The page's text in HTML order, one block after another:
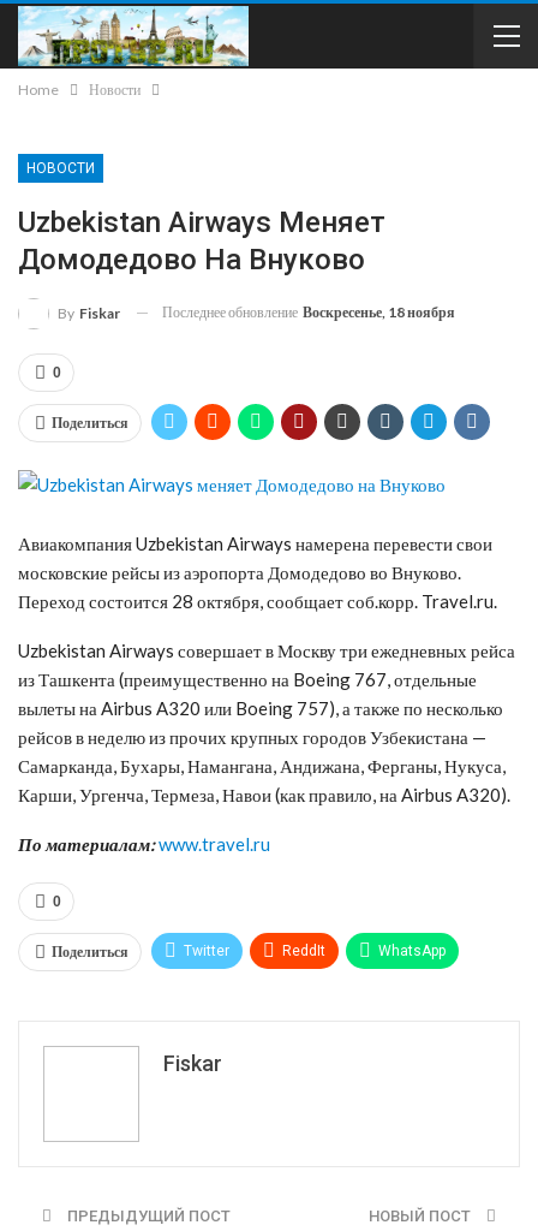
Home Новости
НОВОСТИ
Uzbekistan Airways Меняет
Домодедово На Внуково
By Fiskar Последнее обновление Воскресенье, 18 ноября
0
Поделиться
Авиакомпания Uzbekistan Airways намерена перевести свои
московские рейсы из аэропорта Домодедово во Внуково.
Переход состоится 28 октября, сообщает соб.корр. Travel.ru.
Uzbekistan Airways совершает в Москву три ежедневных рейса
из Ташкента (преимущественно на Boeing 767, отдельные
вылеты на Airbus A320 или Boeing 757), а также по несколько
рейсов в неделю из прочих крупных городов Узбекистана —
Самарканда, Бухары, Намангана, Андижана, Ферганы, Нукуса,
Карши, Ургенча, Термеза, Навои (как правило, на Airbus A320).
По материалам:www.travel.ru
0
Поделиться Twitter ReddIt WhatsApp
Fiskar
ПРЕДЫДУЩИЙ ПОСТ НОВЫЙ ПОСТ